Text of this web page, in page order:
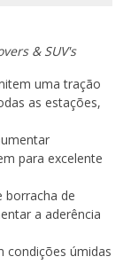
& SUV's
uma tração
as estações,
para excelente
borracha de
a aderência
condições úmidas